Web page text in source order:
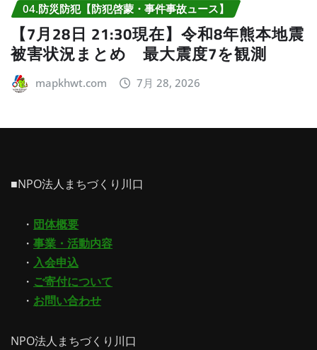
04.防災防犯【防犯啓蒙・事件事故ュース】
【7月28日 21:30現在】令和8年熊本地震
被害状況まとめ 最大震度7を観測
mapkhwt.com 7月 28, 2026
■NPO法人まちづくり川口
・ 団体概要
・ 事業・活動内容
・ 入会申込
・ ご寄付について
・ お問い合わせ
NPO法人まちづくり川口